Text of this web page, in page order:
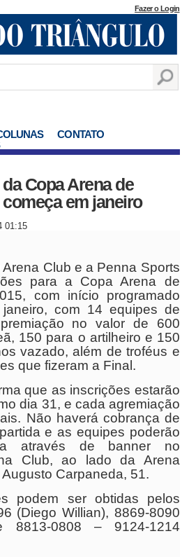
Fazer o Login
CONTATO
Copa Arena de
em janeiro
01:15
Club e a Penna Sports
para a Copa Arena de
com início programado
com 14 equipes de
no valor de 600
150 para o artilheiro e 150
vazado, além de troféus e
que fizeram a Final.
que as inscrições estarão
dia 31, e cada agremiação
Não haverá cobrança de
e as equipes poderão
através de banner no
Club, ao lado da Arena
Carpaneda, 51.
podem ser obtidas pelos
(Diego Willian), 8869-8090
8813-0808 – 9124-1214